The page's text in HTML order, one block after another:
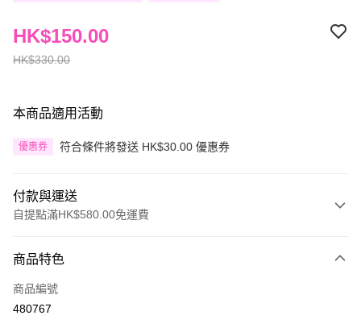
HK$330.00
HK$150.00
本商品適用活動
優惠券 符合條件將發送 HK$30.00 優惠券
付款與運送
自提點滿HK$580.00免運費
信用卡
Apple Pay
商品特色
商品編號
480767